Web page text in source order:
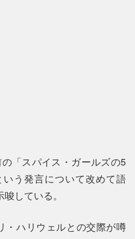
「スパイス・ガールズの5
う発言について改めて語
している。
・ハリウェルとの交際が噂